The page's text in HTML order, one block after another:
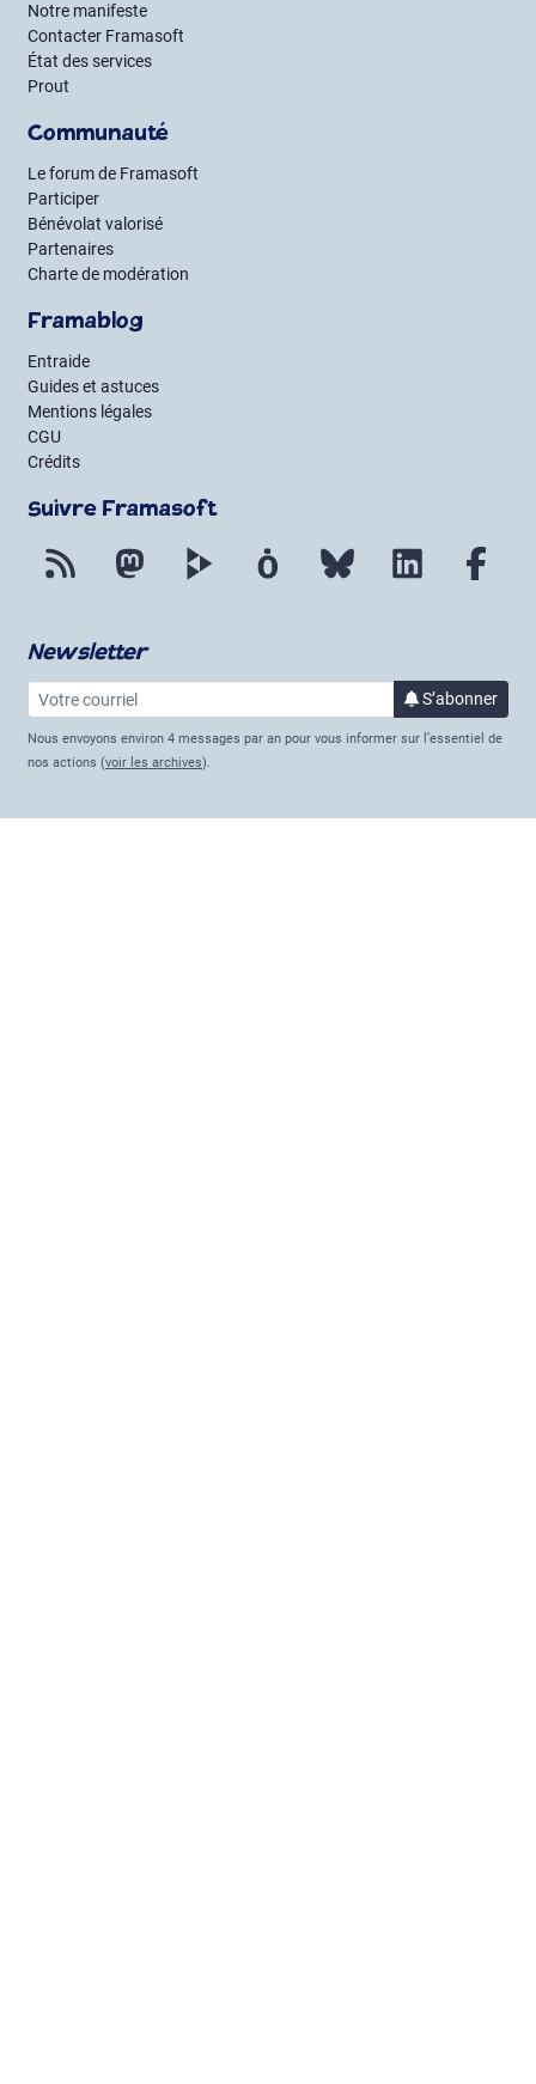
Notre manifeste
Contacter Framasoft
État des services
Prout
Communauté
Le forum de Framasoft
Participer
Bénévolat valorisé
Partenaires
Charte de modération
Framablog
Entraide
Guides et astuces
Mentions légales
CGU
Crédits
Suivre Framasoft
Flux RSS Mastodon PeerTube Mobilizon Bluesky LinkedIn
Newsletter
Votre courriel S’abonnerà la
Nous envoyons environ 4 messages par an pour vous informer sur l’essentiel de
nos actions (voir les archives).